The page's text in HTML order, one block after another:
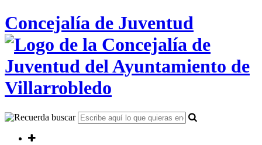
Concejalía de Juventud